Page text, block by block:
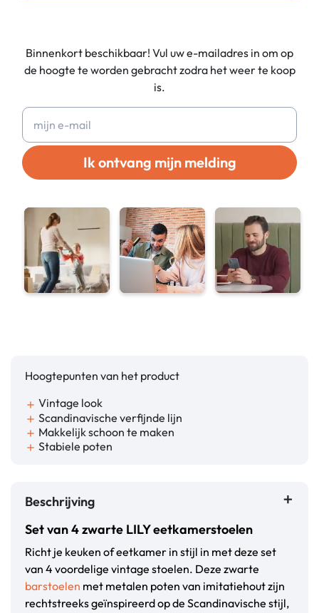
Binnenkort beschikbaar! Vul uw e-mailadres in om op
de hoogte te worden gebracht zodra het weer te koop
is.
Ik ontvang mijn melding
Hoogtepunten van het product
add Vintage look
add Scandinavische verfijnde lijn
add Makkelijk schoon te maken
add Stabiele poten
Beschrijving
Set van 4 zwarte LILY eetkamerstoelen
Richt je keuken of eetkamer in stijl in met deze set
van 4 voordelige vintage stoelen. Deze zwarte
barstoelen met metalen poten van imitatiehout zijn
rechtstreeks geïnspireerd op de Scandinavische stijl,